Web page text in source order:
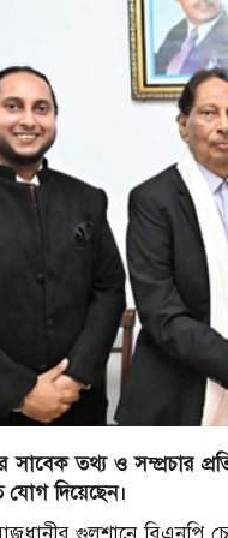
তথ্য ও সম্প্রচার
দিয়েছেন।